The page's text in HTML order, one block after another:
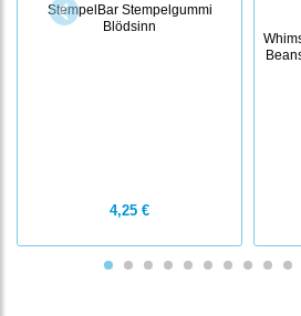
StempelBar Stempelgummi
Blödsinn
4,25 €